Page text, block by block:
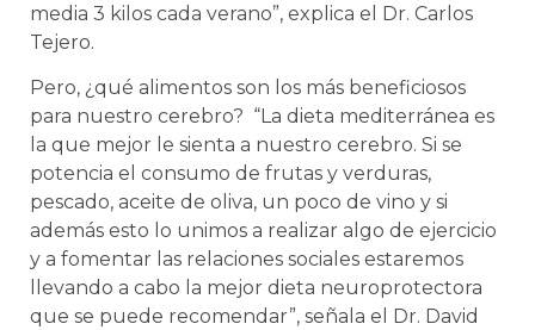
media 3 kilos cada verano”, explica el Dr. Carlos
Tejero.
Pero, ¿qué alimentos son los más beneficiosos
para nuestro cerebro? “La dieta mediterránea es
la que mejor le sienta a nuestro cerebro. Si se
potencia el consumo de frutas y verduras,
pescado, aceite de oliva, un poco de vino y si
además esto lo unimos a realizar algo de ejercicio
y a fomentar las relaciones sociales estaremos
llevando a cabo la mejor dieta neuroprotectora
que se puede recomendar”, señala el Dr. David